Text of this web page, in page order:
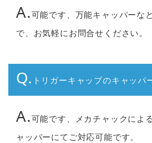
A.可能です、万能キャッパーな
で、お気軽にお問合せください。
Q. トリガーキャップのキャッパ
A.可能です、メカチャックによ
ャッパーにてご対応可能です。